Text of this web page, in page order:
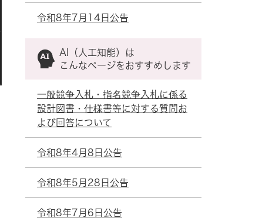
令和8年7月14日公告
AI（人工知能）は
こんなページをおすすめします
一般競争入札・指名競争入札に係る
設計図書・仕様書等に対する質問お
よび回答について
令和8年4月8日公告
令和8年5月28日公告
令和8年7月6日公告